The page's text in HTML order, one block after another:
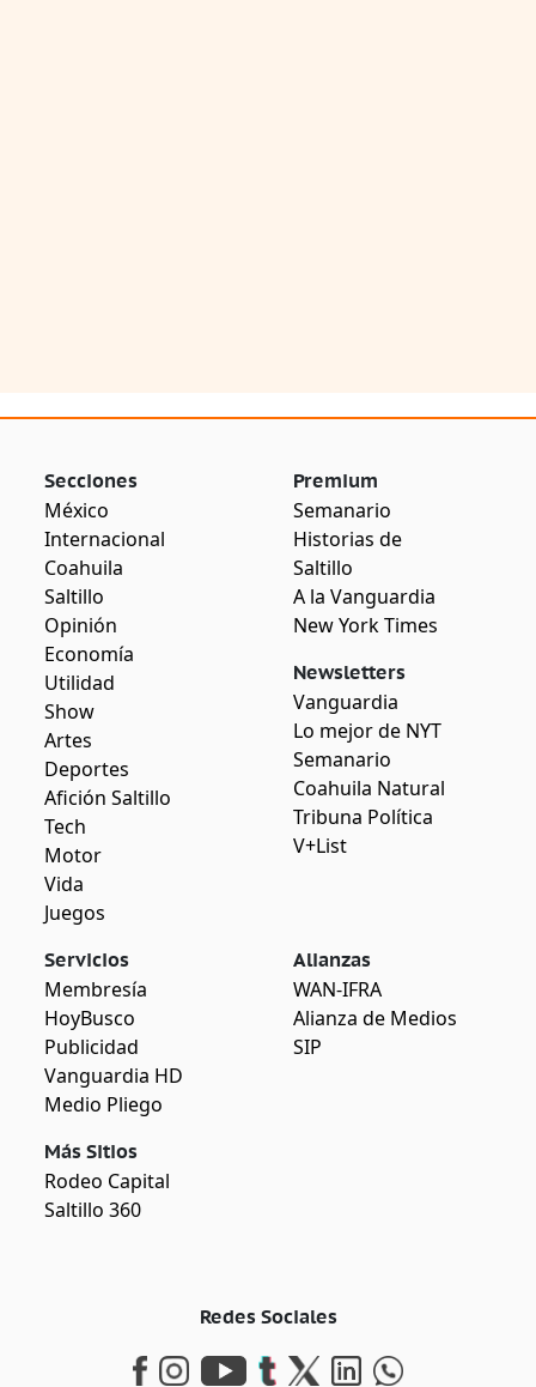
Secciones
México
Internacional
Coahuila
Saltillo
Opinión
Economía
Utilidad
Show
Artes
Deportes
Afición Saltillo
Tech
Motor
Vida
Juegos
Premium
Semanario
Historias de
Saltillo
A la Vanguardia
New York Times
Newsletters
Vanguardia
Lo mejor de NYT
Semanario
Coahuila Natural
Tribuna Política
V+List
Servicios
Membresía
HoyBusco
Publicidad
Vanguardia HD
Medio Pliego
Más Sitios
Rodeo Capital
Saltillo 360
Alianzas
WAN-IFRA
Alianza de Medios
SIP
Redes Sociales